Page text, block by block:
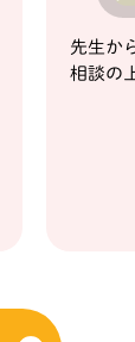
先生か
相談の